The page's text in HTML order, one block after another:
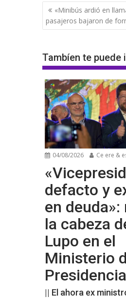
Navegación
de
entradas
«Minibús ardió en
pasajeros bajaron de
Tambíen te puede
04/08/2026 Ce ere &
defacto y
en deuda»:
la cabeza
Lupo en el
Ministerio
Presidencia
|| El ahora ex